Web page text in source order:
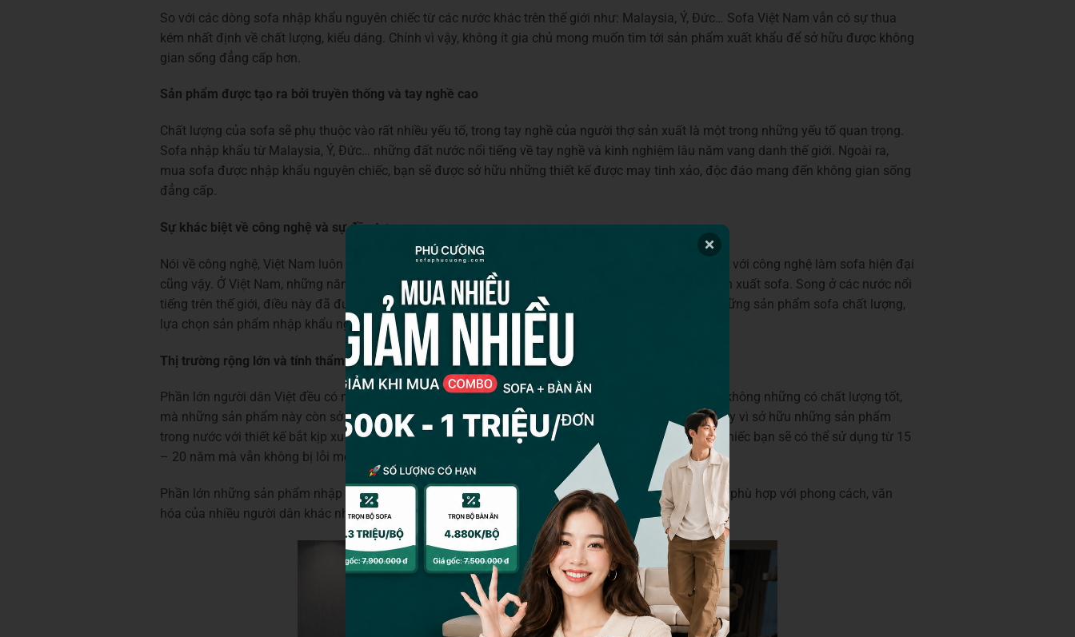
So với các dòng sofa nhập khẩu nguyên chiếc từ các nước khác trên thế giới như: Malaysia, Ý, Đức… Sofa Việt Nam vẫn có sự thua
kém nhất định về chất lượng, kiểu dáng. Chính vì vậy, không ít gia chủ mong muốn tìm tới sản phẩm xuất khẩu để sở hữu được không
gian sống đẳng cấp hơn.
Sản phẩm được tạo ra bởi truyền thống và tay nghề cao
Chất lượng của sofa sẽ phụ thuộc vào rất nhiều yếu tố, trong tay nghề của người thợ sản xuất là một trong những yếu tố quan trọng.
Sofa nhập khẩu từ Malaysia, Ý, Đức… những đất nước nổi tiếng về tay nghề và kinh nghiệm lâu năm vang danh thế giới. Ngoài ra,
mua sofa được nhập khẩu nguyên chiếc, bạn sẽ được sở hữu những thiết kế được may tinh xảo, độc đáo mang đến không gian sống
đẳng cấp.
Sự khác biệt về công nghệ và sự đầu tư
Nói về công nghệ, Việt Nam luôn là nước xếp sau một bậc so với các nước phát triển trên thế giới. Đối với công nghệ làm sofa hiện đại
cũng vậy. Ở Việt Nam, những năm gần đây mới bắt đầu quan tâm đến việc đầu tư công nghệ vào sản xuất sofa. Song ở các nước nổi
tiếng trên thế giới, điều này đã được chú trọng cách đây hàng trăm năm. Vì vậy, nếu muốn sở hữu những sản phẩm sofa chất lượng,
lựa chọn sản phẩm nhập khẩu nguyên chiếc là điều đúng đắn.
Thị trường rộng lớn và tính thẩm mỹ cao
Phần lớn người dân Việt đều có mong muốn sở hữu những món đồ nhập ngoại. Những món đồ này không những có chất lượng tốt,
mà những sản phẩm này còn sở hữu những thiết kế thời thượng, đón đầu xu hướng của thế giới. Thay vì sở hữu những sản phẩm
trong nước với thiết kế bắt kịp xu hướng từ 3 đến 5 năm năm. Sở hữu sản phẩm nhập khẩu nguyên chiếc bạn sẽ có thể sử dụng từ 15
– 20 năm mà vẫn không bị lỗi mốt.
Phần lớn những sản phẩm nhập khẩu được sản xuất để đi đến nhiều nước trên thế giới. Vì vậy, nó sẽ phù hợp với phong cách, văn
hóa của nhiều người dân khác nhau, mang đến sự hài lòng tuyệt đối cho người sử dụng.